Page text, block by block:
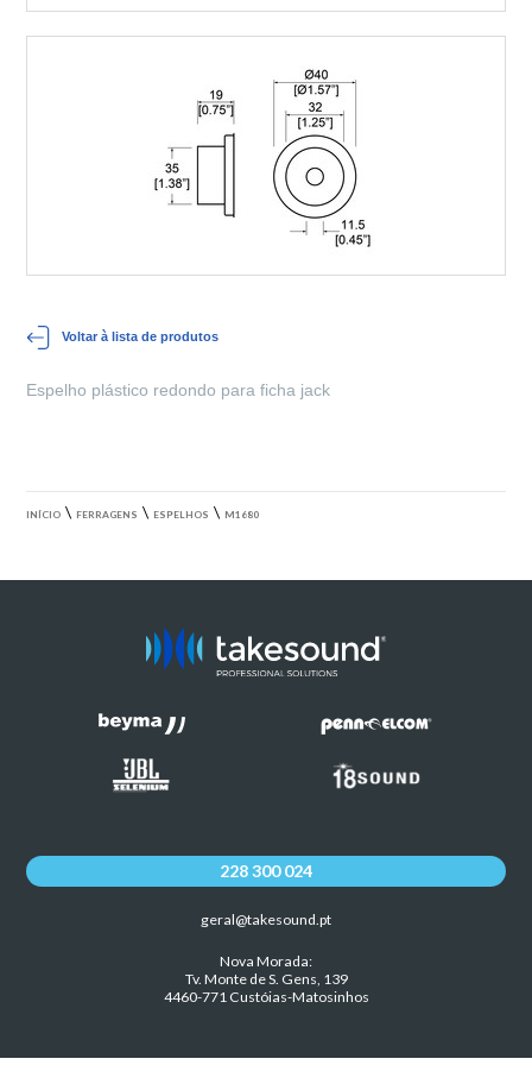
Voltar à lista de produtos
Espelho plástico redondo para ficha jack
INÍCIO \ FERRAGENS \ ESPELHOS \ M1680
228 300 024
geral@takesound.pt
Nova Morada:
Tv. Monte de S. Gens, 139
4460-771 Custóias-Matosinhos